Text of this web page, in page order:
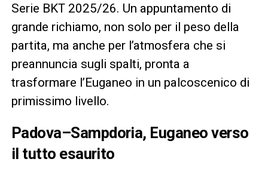
Serie BKT 2025/26. Un appuntamento di
grande richiamo, non solo per il peso della
partita, ma anche per l’atmosfera che si
preannuncia sugli spalti, pronta a
trasformare l’Euganeo in un palcoscenico di
primissimo livello.
Padova–Sampdoria, Euganeo verso
il tutto esaurito